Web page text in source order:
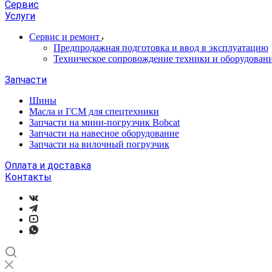
Сервис
Услуги
Сервис и ремонт
Предпродажная подготовка и ввод в эксплуатацию
Техническое сопровождение техники и
Запчасти
Шины
Масла и ГСМ для спецтехники
Запчасти на мини-погрузчик Bobcat
Запчасти на навесное оборудование
Запчасти на вилочный погрузчик
Оплата и доставка
Контакты